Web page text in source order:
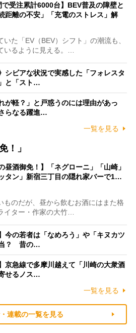
で受注累計6000台】BEV普及の障壁と
距離の不安」「充電のストレス」解
た「EV（BEV）シフト」の潮流も、
いるように見える。…
シビアな状況で実感した「フォレスタ
と「スト…
が軽？」と戸惑うのには理由があっ
らなる躍進…
一覧を見る
！」
昼酒御免！】「ネグローニ」「山崎」
タン」新宿三丁目の隠れ家バーで1…
のだが、昼から飲むお酒にはまた格
ター・作家の大竹…
今の若者は「なめろう」や「キヌカツ
当？ 昔の…
京急線で多摩川越えて「川崎の大衆酒
せるノス…
一覧を見る
連載の一覧を見る